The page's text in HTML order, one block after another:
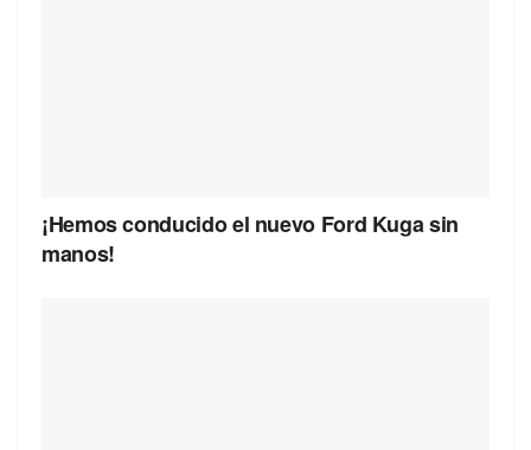
¡Hemos conducido el nuevo Ford Kuga sin
manos!